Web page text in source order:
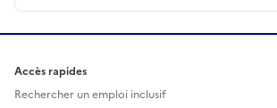
Accès rapides
Rechercher un emploi inclusif